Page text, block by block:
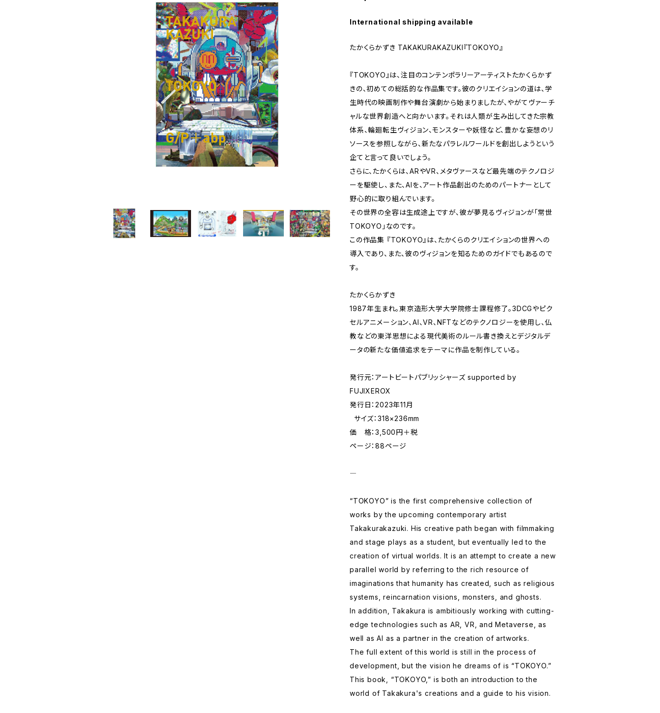
International shipping available
たかくらかずき TAKAKURAKAZUKI『TOKOYO』
『TOKOYO』は、注目のコンテンポラリーアーティストたかくらかず
きの、初めての総括的な作品集です。彼のクリエイションの道は、学
生時代の映画制作や舞台演劇から始まりましたが、やがてヴァーチ
ャルな世界創造へと向かいます。それは人類が生み出してきた宗教
体系、輪廻転生ヴィジョン、モンスターや妖怪など、豊かな妄想のリ
ソースを参照しながら、新たなパラレルワールドを創出しようという
企てと言って良いでしょう。
さらに、たかくらは、ARやVR、メタヴァースなど最先端のテクノロジ
ーを駆使し、また、AIを、アート作品創出のためのパートナーとして
野心的に取り組んでいます。
その世界の全容は生成途上ですが、彼が夢見るヴィジョンが「常世
TOKOYO」なのです。
この作品集 『TOKOYO』は、たかくらのクリエイションの世界への
導入であり、また、彼のヴィジョンを知るためのガイドでもあるので
す。
たかくらかずき
1987年生まれ。東京造形大学大学院修士課程修了。3DCGやピク
セルアニメーション、AI、VR、NFTなどのテクノロジーを使用し、仏
教などの東洋思想による現代美術のルール書き換えとデジタルデ
ータの新たな価値追求をテーマに作品を制作している。
発行元：アートビートパブリッシャーズ supported by
FUJIXEROX
発行日：2023年11月
サイズ：318×236mm
価 格：3,500円＋税
ページ：88ページ
―
“TOKOYO” is the first comprehensive collection of
works by the upcoming contemporary artist
Takakurakazuki. His creative path began with filmmaking
and stage plays as a student, but eventually led to the
creation of virtual worlds. It is an attempt to create a new
parallel world by referring to the rich resource of
imaginations that humanity has created, such as religious
systems, reincarnation visions, monsters, and ghosts.
In addition, Takakura is ambitiously working with cutting-
edge technologies such as AR, VR, and Metaverse, as
well as AI as a partner in the creation of artworks.
The full extent of this world is still in the process of
development, but the vision he dreams of is “TOKOYO.”
This book, “TOKOYO,” is both an introduction to the
world of Takakura's creations and a guide to his vision.